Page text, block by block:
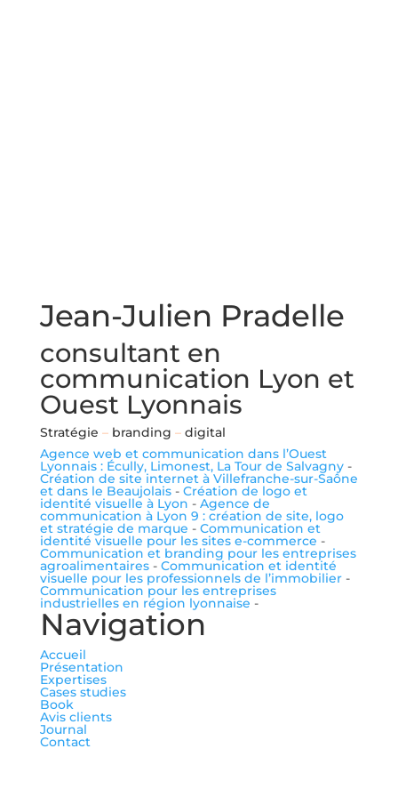
Jean-Julien Pradelle
consultant en
communication Lyon et
Ouest Lyonnais
Stratégie –branding –digital
Agence web et communication dans l’Ouest
Lyonnais : Écully, Limonest, La Tour de Salvagny-
Création de site internet à Villefranche-sur-Saône
et dans le Beaujolais- Création de logo et
identité visuelle à Lyon - Agence de
communication à Lyon 9 : création de site, logo
et stratégie de marque - Communication et
identité visuelle pour les sites e-commerce -
Communication et branding pour les entreprises
agroalimentaires- Communication et identité
visuelle pour les professionnels de l’immobilier-
Communication pour les entreprises
industrielles en région lyonnaise -
Navigation
Accueil
Présentation
Expertises
Cases studies
Book
Avis clients
Journal
Contact